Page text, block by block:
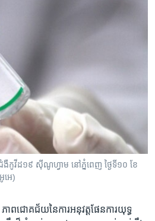
ជំងឺ​កូវីដ១៩​ ស៊ីណូហ្វាម នៅ​ភ្នំពេញ​ ថ្ងៃ​ទី១០​ ខែ​
អេ)
ាព​ជោគជ័យ​នៃ​ការ​អនុវត្ត​ផែន​ការ​យុទ្ធ